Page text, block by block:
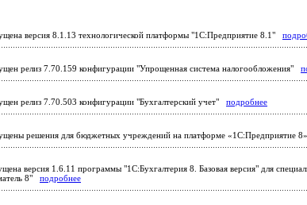
версия 8.1.13 технологической платформы "1С:Предприятие 8.1"
релиз 7.70.159 конфигурации "Упрощенная система налогообложения"
релиз 7.70.503 конфигурации "Бухгалтерский учет" подробнее
решения для бюджетных учреждений на платформе «1С:Предприятие
версия 1.6.11 программы "1С:Бухгалтерия 8. Базовая версия" для
8" подробнее